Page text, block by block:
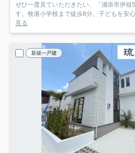
ぜひ一度見ていただきたい、「浦添市伊祖
す。牧港小学校まで徒歩8分。子どもを安
見る
新築一戸建